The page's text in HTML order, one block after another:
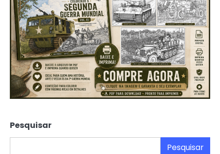
Pesquisar
Pesquisar